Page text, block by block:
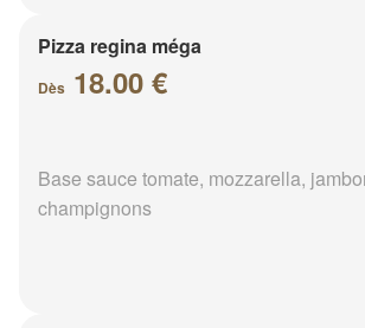
Pizza regina méga
Dès 18.00 €
Base sauce tomate, mozzarella,
champignons